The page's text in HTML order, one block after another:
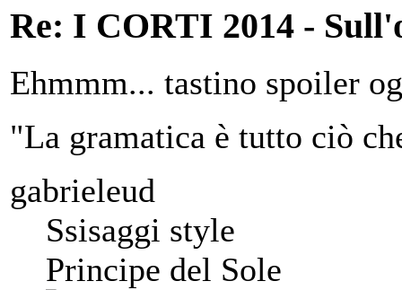
Re: I CORTI 2014 -
Ehmmm... tastino spoiler
"La gramatica è tutto ciò
gabrieleud
Ssisaggi style
Principe del Sole